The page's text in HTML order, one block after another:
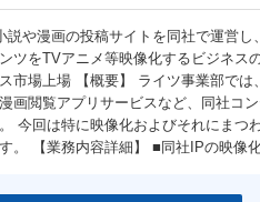
説や漫画の投稿サイトを同社で運営
ツをTVアニメ等映像化するビジネス
市場上場 【概要】 ライツ事業部で
画閲覧アプリサービスなど、同社コ
今回は特に映像化およびそれにまつ
。 【業務内容詳細】 ■同社IPの映像